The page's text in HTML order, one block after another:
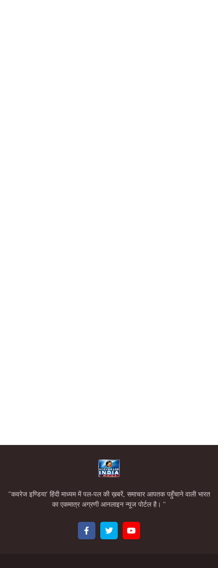
"कवरेज इण्डिया' हिंदी माध्यम में पल-पल की ख़बरें, समाचार आपतक पहुँचाने वाली भारत
का एकमात्र अग्रणी आनलाइन न्यूज पोर्टल है। "